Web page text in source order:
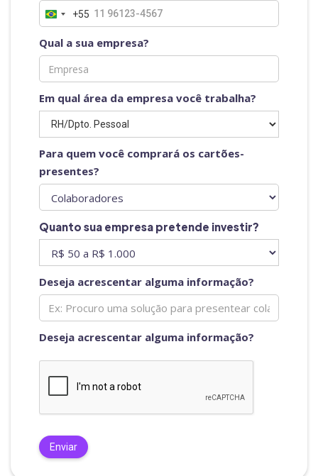
+55
Qual a sua empresa?
Em qual área da empresa você trabalha?
Para quem você comprará os cartões-
presentes?
Quanto sua empresa pretende investir?
Deseja acrescentar alguma informação?
Deseja acrescentar alguma informação?